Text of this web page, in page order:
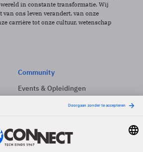
in constante transformatie. Wij
van ons leven verandert, van onze
carrière tot onze cultuur, wetenschap
Community
Events & Opleidingen